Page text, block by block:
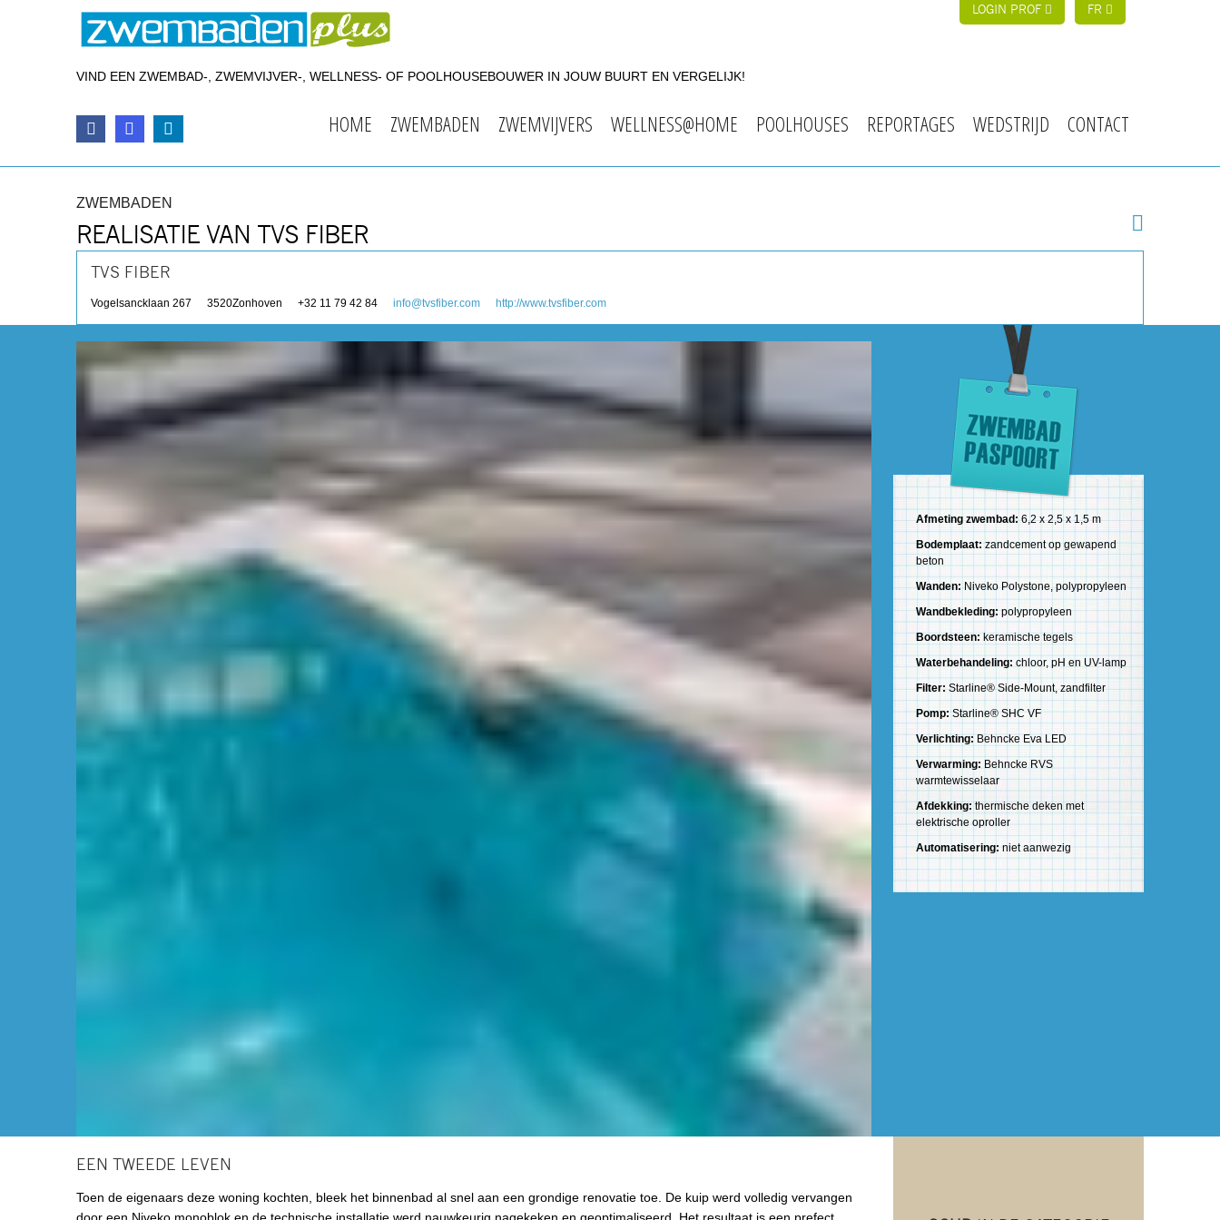
LOGIN PROF FR
VIND EEN ZWEMBAD-, ZWEMVIJVER-, WELLNESS- OF POOLHOUSEBOUWER IN JOUW BUURT EN VERGELIJK!
HOME ZWEMBADEN ZWEMVIJVERS WELLNESS@HOME POOLHOUSES REPORTAGES WEDSTRIJD CONTACT
ZWEMBADEN
REALISATIE VAN TVS FIBER
TVS FIBER
Vogelsancklaan 267 3520Zonhoven +32 11 79 42 84 info@tvsfiber.com http://www.tvsfiber.com
Afmeting zwembad: 6,2 x 2,5 x 1,5 m
Bodemplaat:zandcement op gewapend
beton
Wanden: Niveko Polystone, polypropyleen
Wandbekleding:polypropyleen
Boordsteen: keramische tegels
Waterbehandeling: chloor, pH en UV-lamp
Filter: Starline® Side-Mount, zandfilter
Pomp: Starline® SHC VF
Verlichting: Behncke Eva LED
Verwarming: Behncke RVS
warmtewisselaar
Afdekking: thermische deken met
elektrische oproller
Automatisering: niet aanwezig
EEN TWEEDE LEVEN
Toen de eigenaars deze woning kochten, bleek het binnenbad al snel aan een grondige renovatie toe. De kuip werd volledig vervangen